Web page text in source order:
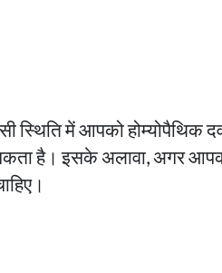
में आपको होम्योपैथिक
है। इसके अलावा, अगर